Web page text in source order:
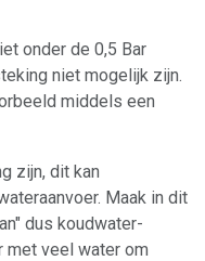
onder de 0,5 Bar
niet mogelijk zijn.
middels een
zijn, dit kan
Maak in dit
dus koudwater-
met veel water om